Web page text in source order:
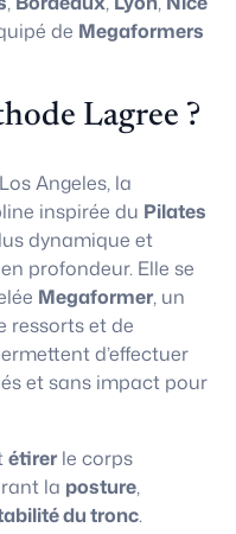
de Megaformers
Lagree ?
Angeles, la
inspirée du Pilates
dynamique et
profondeur. Elle se
Megaformer, un
ressorts et de
d’effectuer
et sans impact pour
étirerle corps
la posture,
du tronc.